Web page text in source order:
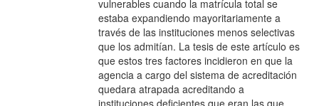
vulnerables cuando la matrícula total se
estaba expandiendo mayoritariamente a
través de las instituciones menos selectivas
que los admitían. La tesis de este artículo es
que estos tres factores incidieron en que la
agencia a cargo del sistema de acreditación
quedara atrapada acreditando a
instituciones deficientes que eran las que